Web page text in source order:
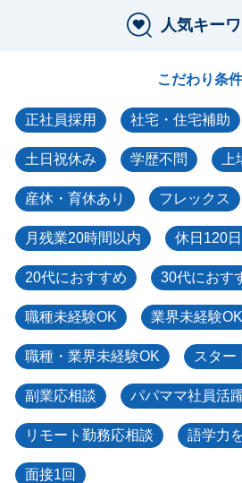
人気キー
こだわり条件
正社員採用 社宅・住宅補助
土日祝休み 学歴不問
産休・育休あり フレックス
月残業20時間以内 休日120
20代におすすめ 30代におす
職種未経験OK 業界未経験OK
職種・業界未経験OK スター
副業応相談 パパママ社員活
リモート勤務応相談 語学力
面接1回